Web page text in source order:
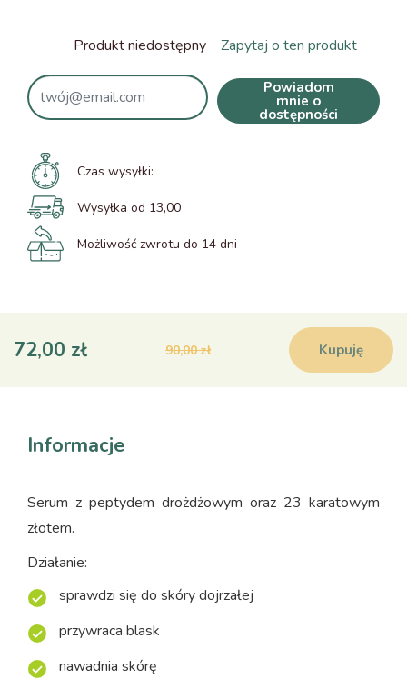
Produkt niedostępny Zapytaj o ten produkt
Powiadom
mnie o
dostępności
Czas wysyłki:
Wysyłka od 13,00
Możliwość zwrotu do 14 dni
72,00 zł 90,00 zł Kupuję
Informacje
Serum z peptydem drożdżowym oraz 23 karatowym
złotem.
Działanie:
sprawdzi się do skóry dojrzałej
przywraca blask
nawadnia skórę